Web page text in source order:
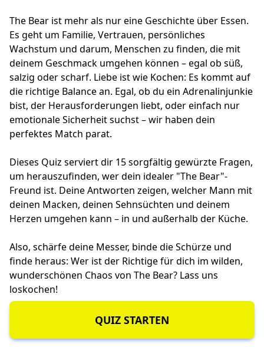
The Bear ist mehr als nur eine Geschichte über Essen.
Es geht um Familie, Vertrauen, persönliches
Wachstum und darum, Menschen zu finden, die mit
deinem Geschmack umgehen können – egal ob süß,
salzig oder scharf. Liebe ist wie Kochen: Es kommt auf
die richtige Balance an. Egal, ob du ein Adrenalinjunkie
bist, der Herausforderungen liebt, oder einfach nur
emotionale Sicherheit suchst – wir haben dein
perfektes Match parat.
Dieses Quiz serviert dir 15 sorgfältig gewürzte Fragen,
um herauszufinden, wer dein idealer "The Bear"-
Freund ist. Deine Antworten zeigen, welcher Mann mit
deinen Macken, deinen Sehnsüchten und deinem
Herzen umgehen kann – in und außerhalb der Küche.
Also, schärfe deine Messer, binde die Schürze und
finde heraus: Wer ist der Richtige für dich im wilden,
wunderschönen Chaos von The Bear? Lass uns
loskochen!
QUIZ STARTEN